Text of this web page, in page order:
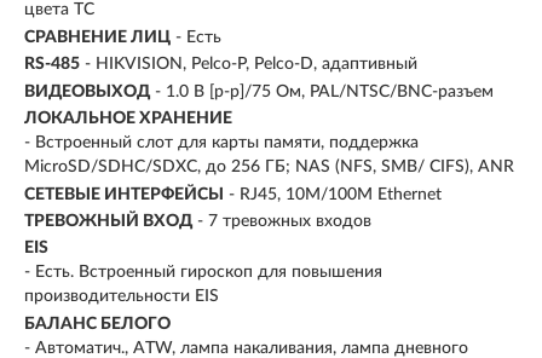
цвета ТС
СРАВНЕНИЕ ЛИЦ - Есть
RS-485 - HIKVISION, Pelco-P, Pelco-D, адаптивный
ВИДЕОВЫХОД - 1.0 В [p-p]/75 Ом, PAL/NTSC/BNC-разъем
ЛОКАЛЬНОЕ ХРАНЕНИЕ
- Встроенный слот для карты памяти, поддержка
MicroSD/SDHC/SDXC, до 256 ГБ; NAS (NFS, SMB/ CIFS), ANR
СЕТЕВЫЕ ИНТЕРФЕЙСЫ
- RJ45, 10M/100M Ethernet
ТРЕВОЖНЫЙ ВХОД - 7 тревожных входов
EIS
- Есть. Встроенный гироскоп для повышения
производительности EIS
БАЛАНС БЕЛОГО
- Автоматич., ATW, лампа накаливания, лампа дневного